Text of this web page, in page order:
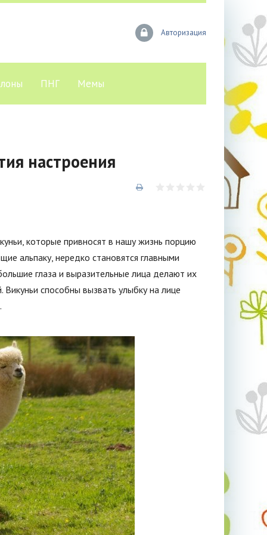
Авторизация
ПНГ Мемы
настроения
которые привносят в нашу жизнь порцию
альпаку, нередко становятся главными
глаза и выразительные лица делают их
способны вызвать улыбку на лице